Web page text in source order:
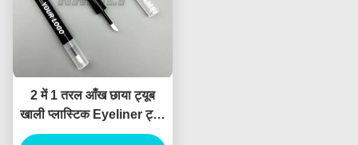
2 में 1 तरल आँख छाया ट्यूब
खाली प्लास्टिक Eyeliner ट्यूब
के साथ स्टैंड कस्टम लोगो